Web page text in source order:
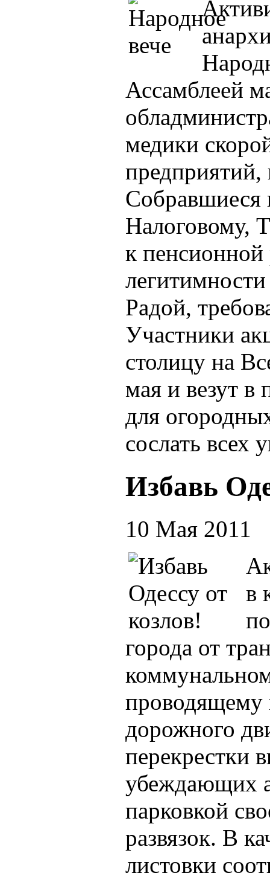
Ассамблеей
медики
предприятий,
Собравшиеся
Налоговому,
к пенсионной
Радой,
Участники
столицу на
мая и везут в
для
сослать всех
Избавь
10 Мая 2011
в
города от
проводящему
дорожного
перекрестки
убеждающих
парковкой
развязок. В
листовки